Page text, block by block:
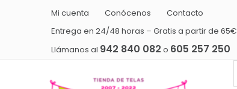
Mi cuenta Conócenos
Contacto
Entrega en 24/48 horas – Gratis a partir de 65€
Llámanos al 942 840 082 o 605 257 250